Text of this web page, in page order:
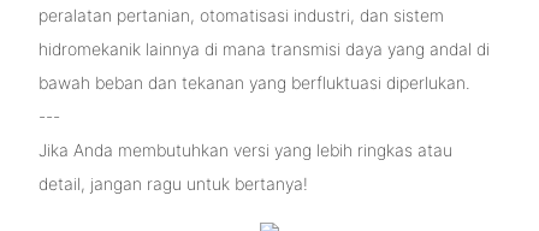
peralatan pertanian, otomatisasi industri, dan sistem
hidromekanik lainnya di mana transmisi daya yang andal di
bawah beban dan tekanan yang berfluktuasi diperlukan.
---
Jika Anda membutuhkan versi yang lebih ringkas atau
detail, jangan ragu untuk bertanya!